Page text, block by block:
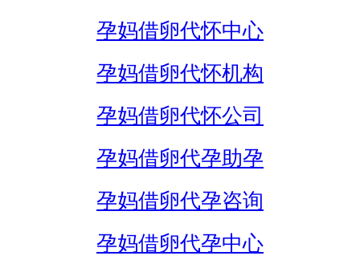
孕妈借卵代怀中心
孕妈借卵代怀机构
孕妈借卵代怀公司
孕妈借卵代孕助孕
孕妈借卵代孕咨询
孕妈借卵代孕中心